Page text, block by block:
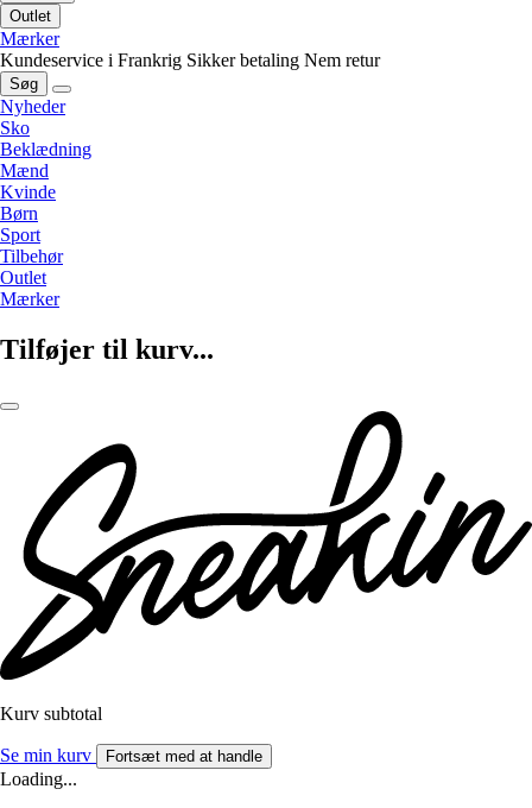
Outlet
Mærker
Kundeservice i Frankrig Sikker betaling Nem retur
Søg
Nyheder
Sko
Beklædning
Mænd
Kvinde
Børn
Sport
Tilbehør
Outlet
Mærker
Tilføjer til kurv...
Kurv subtotal
Se min kurv Fortsæt med at handle
Loading...